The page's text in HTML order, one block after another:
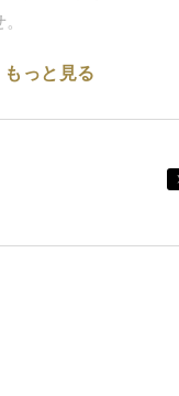
じっくり発酵・熟
恩恵を活かし、か
もっと見る